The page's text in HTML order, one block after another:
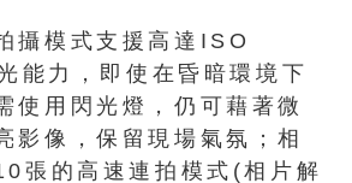
攝模式支援高達ISO
能力，即使在昏暗環境下
使用閃光燈，仍可藉著微
影像，保留現場氣氛；相
張的高速連拍模式(相片解